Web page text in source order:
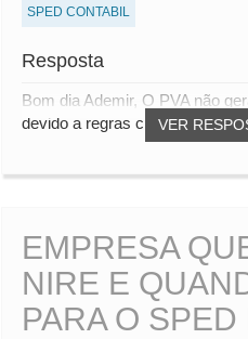
SPED CONTABIL
Resposta
VER
Bom dia Ademir, O PVA não
devido a regras
EMPRESA
NIRE E
PARA O